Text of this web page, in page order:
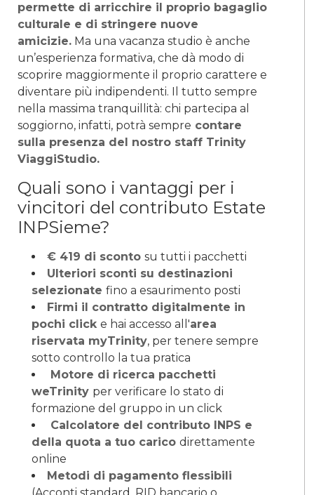
permette di arricchire il proprio bagaglio
culturale e di stringere nuove
amicizie. Ma una vacanza studio è anche
un’esperienza formativa, che dà modo di
scoprire maggiormente il proprio carattere e
diventare più indipendenti. Il tutto sempre
nella massima tranquillità: chi partecipa al
soggiorno, infatti, potrà sempre contare
sulla presenza del nostro staff Trinity
ViaggiStudio.
Quali sono i vantaggi per i
vincitori del contributo Estate
INPSieme?
€ 419 di sconto su tutti i pacchetti
Ulteriori sconti su destinazioni
selezionate fino a esaurimento posti
Firmi il contratto digitalmente in
pochi click e hai accesso all'area
riservata myTrinity, per tenere sempre
sotto controllo la tua pratica
Motore di ricerca pacchetti
weTrinity per verificare lo stato di
formazione del gruppo in un click
Calcolatore del contributo INPS e
della quota a tuo carico direttamente
online
Metodi di pagamento flessibili
(Acconti standard, RID bancario o